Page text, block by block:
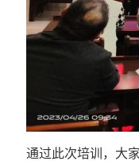
通过此次培训，大